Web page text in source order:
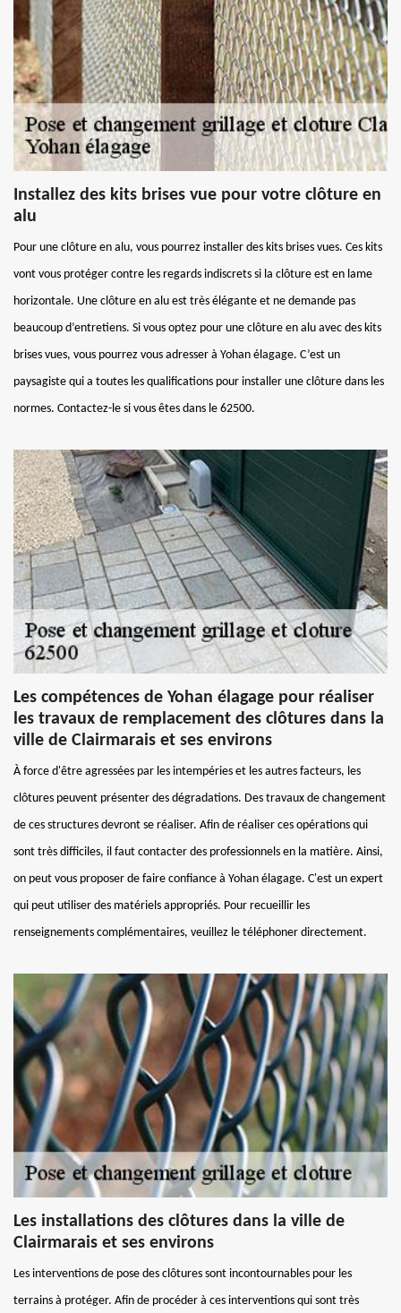
Installez des kits brises vue pour votre clôture en
alu
Pour une clôture en alu, vous pourrez installer des kits brises vues. Ces kits
vont vous protéger contre les regards indiscrets si la clôture est en lame
horizontale. Une clôture en alu est très élégante et ne demande pas
beaucoup d’entretiens. Si vous optez pour une clôture en alu avec des kits
brises vues, vous pourrez vous adresser à Yohan élagage. C’est un
paysagiste qui a toutes les qualifications pour installer une clôture dans les
normes. Contactez-le si vous êtes dans le 62500.
Les compétences de Yohan élagage pour réaliser
les travaux de remplacement des clôtures dans la
ville de Clairmarais et ses environs
À force d'être agressées par les intempéries et les autres facteurs, les
clôtures peuvent présenter des dégradations. Des travaux de changement
de ces structures devront se réaliser. Afin de réaliser ces opérations qui
sont très difficiles, il faut contacter des professionnels en la matière. Ainsi,
on peut vous proposer de faire confiance à Yohan élagage. C'est un expert
qui peut utiliser des matériels appropriés. Pour recueillir les
renseignements complémentaires, veuillez le téléphoner directement.
Les installations des clôtures dans la ville de
Clairmarais et ses environs
Les interventions de pose des clôtures sont incontournables pour les
terrains à protéger. Afin de procéder à ces interventions qui sont très